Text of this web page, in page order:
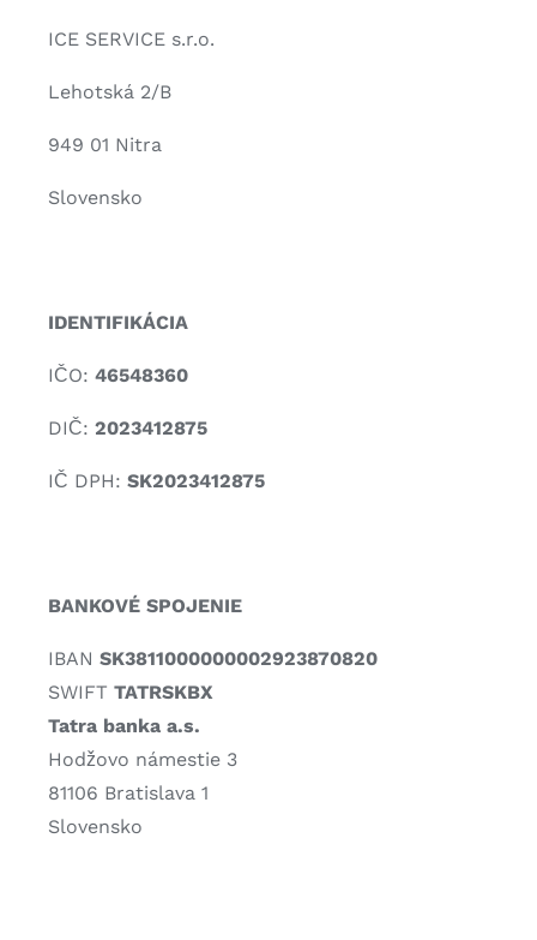
ICE SERVICE s.r.o.
Lehotská 2/B
949 01 Nitra
Slovensko
IDENTIFIKÁCIA
IČO: 46548360
DIČ: 2023412875
IČ DPH: SK2023412875
BANKOVÉ SPOJENIE
IBAN SK3811000000002923870820
SWIFT TATRSKBX
Tatra banka a.s.
Hodžovo námestie 3
81106 Bratislava 1
Slovensko